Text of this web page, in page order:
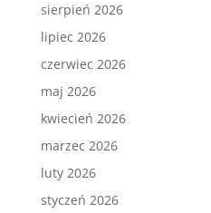
sierpień 2026
lipiec 2026
czerwiec 2026
maj 2026
kwiecień 2026
marzec 2026
luty 2026
styczeń 2026